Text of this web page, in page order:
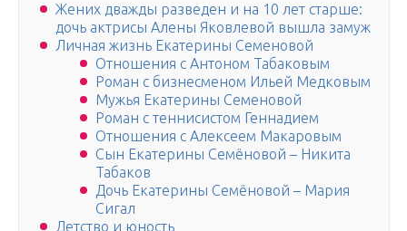
Жених дважды разведен и на 10 лет старше:
дочь актрисы Алены Яковлевой вышла замуж
Личная жизнь Екатерины Семеновой
Отношения с Антоном Табаковым
Роман с бизнесменом Ильей Медковым
Мужья Екатерины Семеновой
Роман с теннисистом Геннадием
Отношения с Алексеем Макаровым
Сын Екатерины Семёновой – Никита
Табаков
Дочь Екатерины Семёновой – Мария
Сигал
Детство и юность